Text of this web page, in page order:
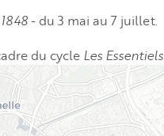
- du 3 mai au 7 juillet.
du cycle Les Essentiels.